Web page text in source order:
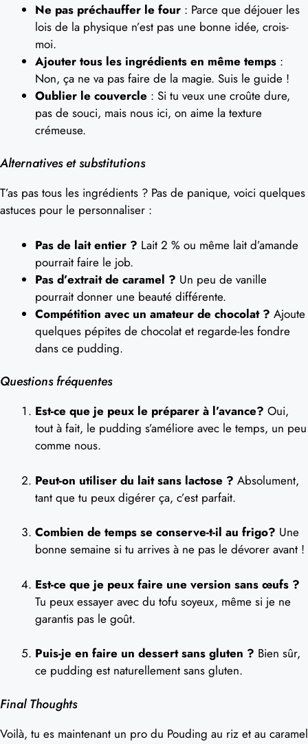
Ne pas préchauffer le four : Parce que déjouer les
lois de la physique n’est pas une bonne idée, crois-
moi.
Ajouter tous les ingrédients en même temps :
Non, ça ne va pas faire de la magie. Suis le guide !
Oublier le couvercle : Si tu veux une croûte dure,
pas de souci, mais nous ici, on aime la texture
crémeuse.
Alternatives et substitutions
T’as pas tous les ingrédients ? Pas de panique, voici quelques
astuces pour le personnaliser :
Pas de lait entier ? Lait 2 % ou même lait d’amande
pourrait faire le job.
Pas d’extrait de caramel ? Un peu de vanille
pourrait donner une beauté différente.
Compétition avec un amateur de chocolat ? Ajoute
quelques pépites de chocolat et regarde-les fondre
dans ce pudding.
Questions fréquentes
Est-ce que je peux le préparer à l’avance? Oui,
tout à fait, le pudding s’améliore avec le temps, un peu
comme nous.
Peut-on utiliser du lait sans lactose ? Absolument,
tant que tu peux digérer ça, c’est parfait.
Combien de temps se conserve-t-il au frigo? Une
bonne semaine si tu arrives à ne pas le dévorer avant !
Est-ce que je peux faire une version sans œufs ?
Tu peux essayer avec du tofu soyeux, même si je ne
garantis pas le goût.
Puis-je en faire un dessert sans gluten ? Bien sûr,
ce pudding est naturellement sans gluten.
Final Thoughts
Voilà, tu es maintenant un pro du Pouding au riz et au caramel